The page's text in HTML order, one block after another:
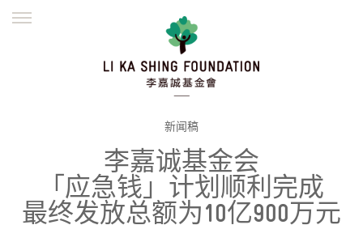
並肩同行
繁體
新闻稿
李嘉诚基金会
「应急钱」计划顺利完成
最终发放总额为10亿900万元